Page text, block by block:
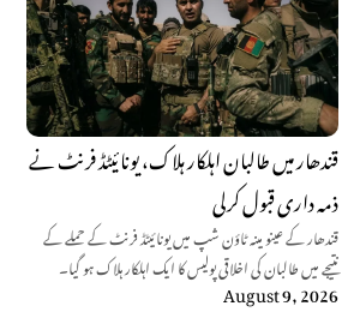
قندھار میں طالبان اہلکار ہلاک، یونائیٹڈ فرنٹ نے
ذمہ داری قبول کرلی
قندھار کے عینو مینہ ٹاؤن شپ میں یونائیٹڈ فرنٹ کے حملے کے
نتیجے میں طالبان کی اخلاقی پولیس کا ایک اہلکار ہلاک ہو گیا۔
August 9, 2026